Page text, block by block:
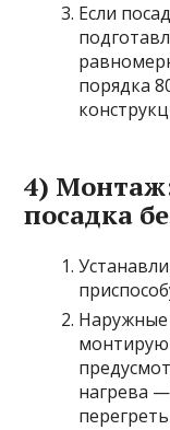
Если
порядка
4)
посадка
нагрева